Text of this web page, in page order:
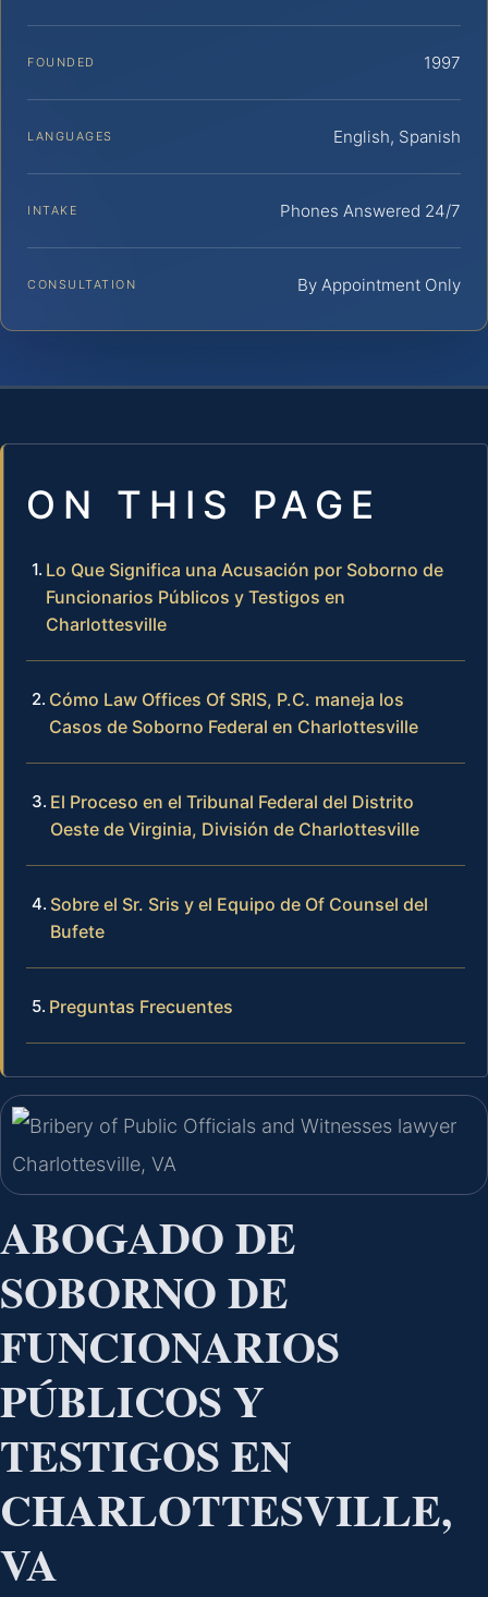
FOUNDED 1997
LANGUAGES English, Spanish
INTAKE Phones Answered 24/7
CONSULTATION By Appointment Only
ON THIS PAGE
Lo Que Significa una Acusación por Soborno de
Funcionarios Públicos y Testigos en
Charlottesville
Cómo Law Offices Of SRIS, P.C. maneja los
Casos de Soborno Federal en Charlottesville
El Proceso en el Tribunal Federal del Distrito
Oeste de Virginia, División de Charlottesville
Sobre el Sr. Sris y el Equipo de Of Counsel del
Bufete
Preguntas Frecuentes
ABOGADO DE
SOBORNO DE
FUNCIONARIOS
PÚBLICOS Y
TESTIGOS EN
CHARLOTTESVILLE,
VA